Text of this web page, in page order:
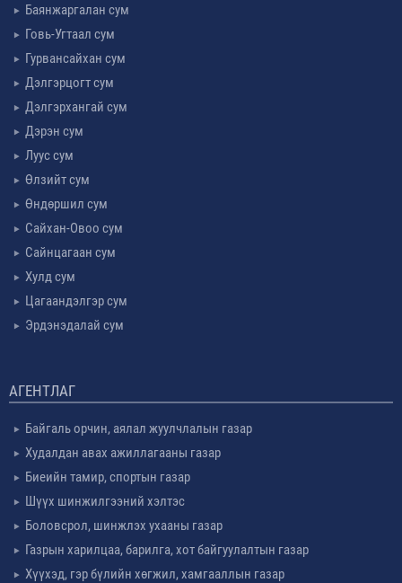
Баянжаргалан сум
Говь-Угтаал сум
Гурвансайхан сум
Дэлгэрцогт сум
Дэлгэрхангай сум
Дэрэн сум
Луус сум
Өлзийт сум
Өндөршил сум
Сайхан-Овоо сум
Сайнцагаан сум
Хулд сум
Цагаандэлгэр сум
Эрдэнэдалай сум
АГЕНТЛАГ
Байгаль орчин, аялал жуулчлалын газар
Худалдан авах ажиллагааны газар
Биеийн тамир, спортын газар
Шүүх шинжилгээний хэлтэс
Боловсрол, шинжлэх ухааны газар
Газрын харилцаа, барилга, хот байгуулалтын газар
Хүүхэд, гэр бүлийн хөгжил, хамгааллын газар